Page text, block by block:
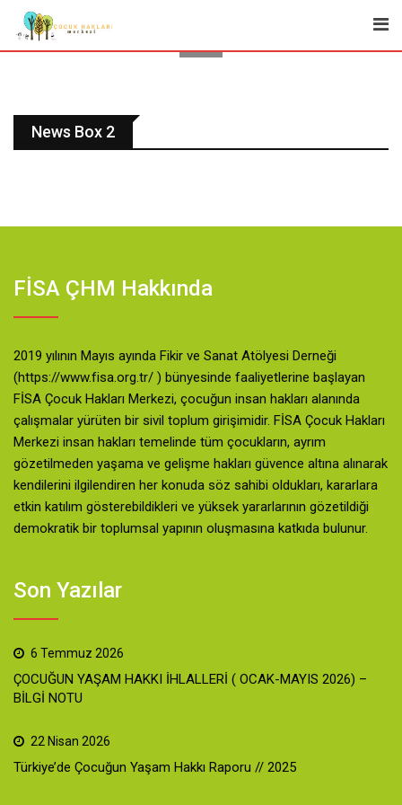
News Box 2
FİSA ÇHM Hakkında
2019 yılının Mayıs ayında Fikir ve Sanat Atölyesi Derneği
(https://www.fisa.org.tr/ ) bünyesinde faaliyetlerine başlayan
FİSA Çocuk Hakları Merkezi, çocuğun insan hakları alanında
çalışmalar yürüten bir sivil toplum girişimidir. FİSA Çocuk Hakları
Merkezi insan hakları temelinde tüm çocukların, ayrım
gözetilmeden yaşama ve gelişme hakları güvence altına alınarak
kendilerini ilgilendiren her konuda söz sahibi oldukları, kararlara
etkin katılım gösterebildikleri ve yüksek yararlarının gözetildiği
demokratik bir toplumsal yapının oluşmasına katkıda bulunur.
Son Yazılar
6 Temmuz 2026
ÇOCUĞUN YAŞAM HAKKI İHLALLERİ ( OCAK-MAYIS 2026) –
BİLGİ NOTU
22 Nisan 2026
Türkiye’de Çocuğun Yaşam Hakkı Raporu // 2025